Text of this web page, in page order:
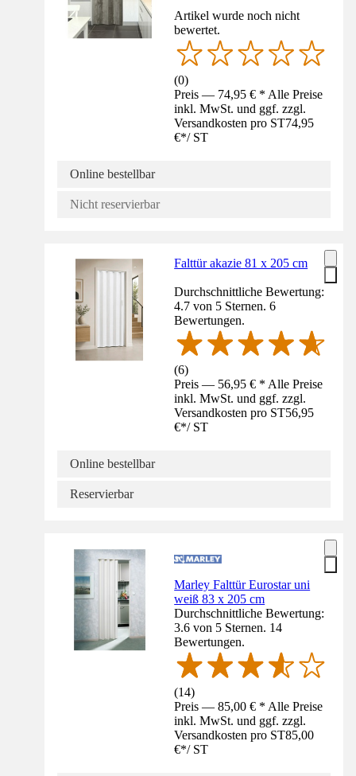
Artikel wurde noch nicht
bewertet.
(0)
Preis — 74,95 € * Alle Preise
inkl. MwSt. und ggf. zzgl.
Versandkosten pro ST74,95
€*/ ST
Online bestellbar
Nicht reservierbar
Falttür akazie 81 x 205 cm
Durchschnittliche Bewertung:
4.7 von 5 Sternen. 6
Bewertungen.
(6)
Preis — 56,95 € * Alle Preise
inkl. MwSt. und ggf. zzgl.
Versandkosten pro ST56,95
€*/ ST
Online bestellbar
Reservierbar
Marley Falttür Eurostar uni
weiß 83 x 205 cm
Durchschnittliche Bewertung:
3.6 von 5 Sternen. 14
Bewertungen.
(14)
Preis — 85,00 € * Alle Preise
inkl. MwSt. und ggf. zzgl.
Versandkosten pro ST85,00
€*/ ST